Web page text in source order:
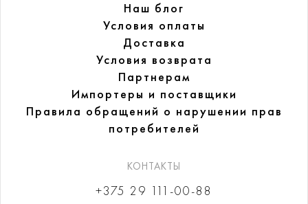
Наш блог
Условия оплаты
Доставка
Условия возврата
Партнерам
Импортеры и поставщики
Правила обращений о нарушении прав
потребителей
КОНТАКТЫ
+375 29 111-00-88